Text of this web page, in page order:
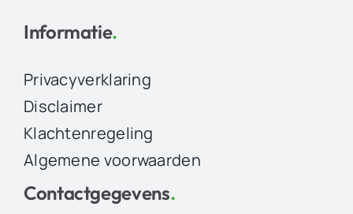
Informatie.
Privacyverklaring
Disclaimer
Klachtenregeling
Algemene voorwaarden
Contactgegevens.